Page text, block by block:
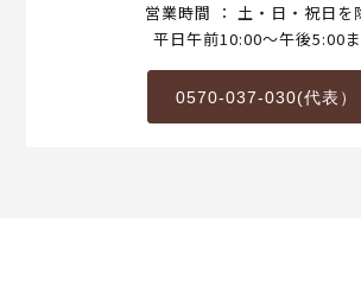
営業時間 ： 土・日・祝日を
平日午前10:00～午後5:00
0570-037-030(代表）